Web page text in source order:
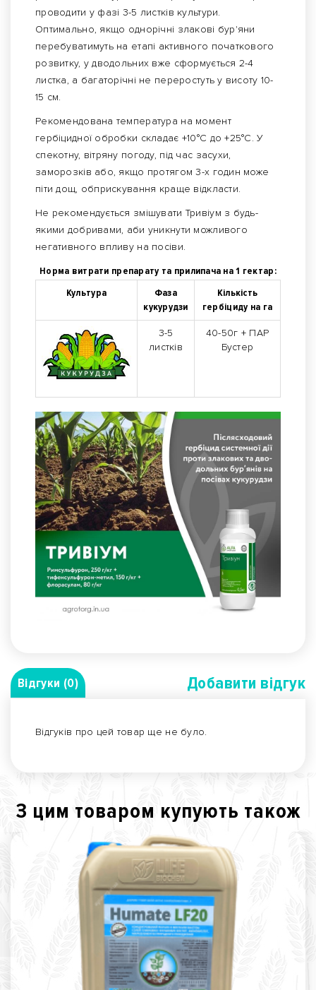
проводити у фазі 3-5 листків культури.
Оптимально, якщо однорічні злакові бур'яни
перебуватимуть на етапі активного початкового
розвитку, у дводольних вже сформується 2-4
листка, а багаторічні не переростуть у висоту 10-
15 см.
Рекомендована температура на момент
гербіцидної обробки складає +10°С до +25°С. У
спекотну, вітряну погоду, під час засухи,
заморозків або, якщо протягом 3-х годин може
піти дощ, обприскування краще відкласти.
Не рекомендується змішувати Тривіум з будь-
якими добривами, аби уникнути можливого
негативного впливу на посіви.
Норма витрати препарату та прилипача на 1 гектар:
Культура
Фаза
кукурудзи
Кількість
гербіциду на га
3-5
листків
40-50г + ПАР
Бустер
Відгуки (0) Добавити вiдгук
Відгуків про цей товар ще не було.
З цим товаром купують також